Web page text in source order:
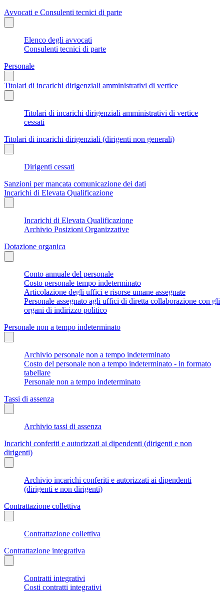
Avvocati e Consulenti tecnici di parte
Elenco degli avvocati
Consulenti tecnici di parte
Personale
Titolari di incarichi dirigenziali amministrativi di vertice
Titolari di incarichi dirigenziali amministrativi di vertice
cessati
Titolari di incarichi dirigenziali (dirigenti non generali)
Dirigenti cessati
Sanzioni per mancata comunicazione dei dati
Incarichi di Elevata Qualificazione
Incarichi di Elevata Qualificazione
Archivio Posizioni Organizzative
Dotazione organica
Conto annuale del personale
Costo personale tempo indeterminato
Articolazione degli uffici e risorse umane assegnate
Personale assegnato agli uffici di diretta collaborazione con gli
organi di indirizzo politico
Personale non a tempo indeterminato
Archivio personale non a tempo indeterminato
Costo del personale non a tempo indeterminato - in formato
tabellare
Personale non a tempo indeterminato
Tassi di assenza
Archivio tassi di assenza
Incarichi conferiti e autorizzati ai dipendenti (dirigenti e non
dirigenti)
Archivio incarichi conferiti e autorizzati ai dipendenti
(dirigenti e non dirigenti)
Contrattazione collettiva
Contrattazione collettiva
Contrattazione integrativa
Contratti integrativi
Costi contratti integrativi